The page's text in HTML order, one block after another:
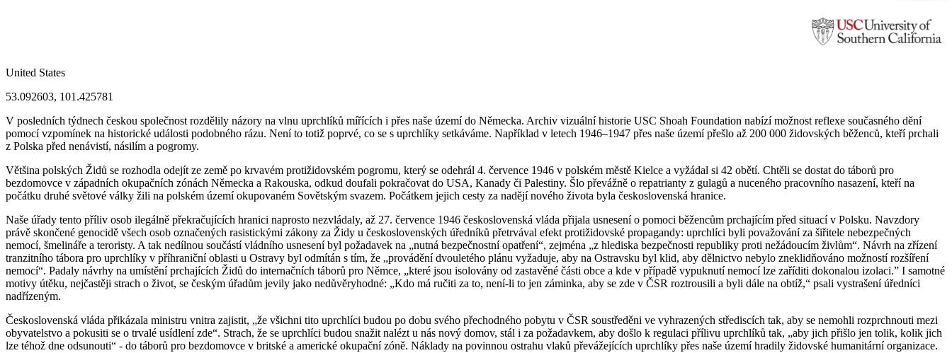
United States
53.092603, 101.425781
V posledních týdnech českou společnost rozdělily názory na vlnu uprchlíků mířících i přes naše území do Německa. Archiv vizuální historie USC Shoah Foundation nabízí možnost reflexe současného dění
pomocí vzpomínek na historické události podobného rázu. Není to totiž poprvé, co se s uprchlíky setkáváme. Například v letech 1946–1947 přes naše území přešlo až 200 000 židovských běženců, kteří prchali
z Polska před nenávistí, násilím a pogromy.
Většina polských Židů se rozhodla odejít ze země po krvavém protižidovském pogromu, který se odehrál 4. července 1946 v polském městě Kielce a vyžádal si 42 obětí. Chtěli se dostat do táborů pro
bezdomovce v západních okupačních zónách Německa a Rakouska, odkud doufali pokračovat do USA, Kanady či Palestiny. Šlo převážně o repatrianty z gulagů a nuceného pracovního nasazení, kteří na
počátku druhé světové války žili na polském území okupovaném Sovětským svazem. Počátkem jejich cesty za nadějí nového života byla československá hranice.
Naše úřady tento příliv osob ilegálně překračujících hranici naprosto nezvládaly, až 27. července 1946 československá vláda přijala usnesení o pomoci běžencům prchajícím před situací v Polsku. Navzdory
právě skončené genocidě všech osob označených rasistickými zákony za Židy u československých úředníků přetrvával efekt protižidovské propagandy: uprchlíci byli považování za šiřitele nebezpečných
nemocí, šmelináře a teroristy. A tak nedílnou součástí vládního usnesení byl požadavek na „nutná bezpečnostní opatření“, zejména „z hlediska bezpečnosti republiky proti nežádoucím živlům“. Návrh na zřízení
tranzitního tábora pro uprchlíky v příhraniční oblasti u Ostravy byl odmítán s tím, že „provádění dvouletého plánu vyžaduje, aby na Ostravsku byl klid, aby dělnictvo nebylo zneklidňováno možností rozšíření
nemocí“. Padaly návrhy na umístění prchajících Židů do internačních táborů pro Němce, „které jsou isolovány od zastavěné části obce a kde v případě vypuknutí nemocí lze zaříditi dokonalou izolaci.” I samotné
motivy útěku, nejčastěji strach o život, se českým úřadům jevily jako nedůvěryhodné: „Kdo má ručiti za to, není-li to jen záminka, aby se zde v ČSR roztrousili a byli dále na obtíž,“ psali vystrašení úředníci
nadřízeným.
Československá vláda přikázala ministru vnitra zajistit, „že všichni tito uprchlíci budou po dobu svého přechodného pobytu v ČSR soustředěni ve vyhrazených střediscích tak, aby se nemohli rozprchnouti mezi
obyvatelstvo a pokusiti se o trvalé usídlení zde“. Strach, že se uprchlíci budou snažit nalézt u nás nový domov, stál i za požadavkem, aby došlo k regulaci přílivu uprchlíků tak, „aby jich přišlo jen tolik, kolik jich
lze téhož dne odsunouti“ - do táborů pro bezdomovce v britské a americké okupační zóně. Náklady na povinnou ostrahu vlaků převážejících uprchlíky přes naše území hradily židovské humanitární organizace.